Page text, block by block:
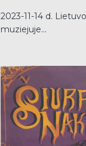
2023-11-14 d.
muziejuje...